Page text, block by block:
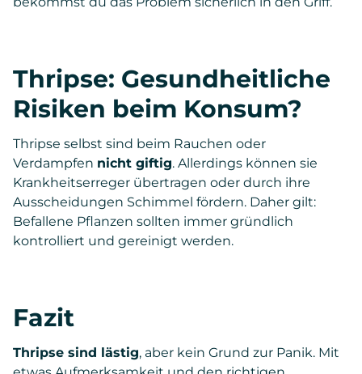
Thripse: Gesundheitliche
Risiken beim Konsum?
Thripse selbst sind beim Rauchen oder
Verdampfen nicht giftig. Allerdings können sie
Krankheitserreger übertragen oder durch ihre
Ausscheidungen Schimmel fördern. Daher gilt:
Befallene Pflanzen sollten immer gründlich
kontrolliert und gereinigt werden.
Fazit
Thripse sind lästig, aber kein Grund zur Panik. Mit